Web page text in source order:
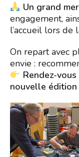
Un grand
engagement,
l’accueil lors de
On repart avec
envie :
Rendez-
nouvelle édition